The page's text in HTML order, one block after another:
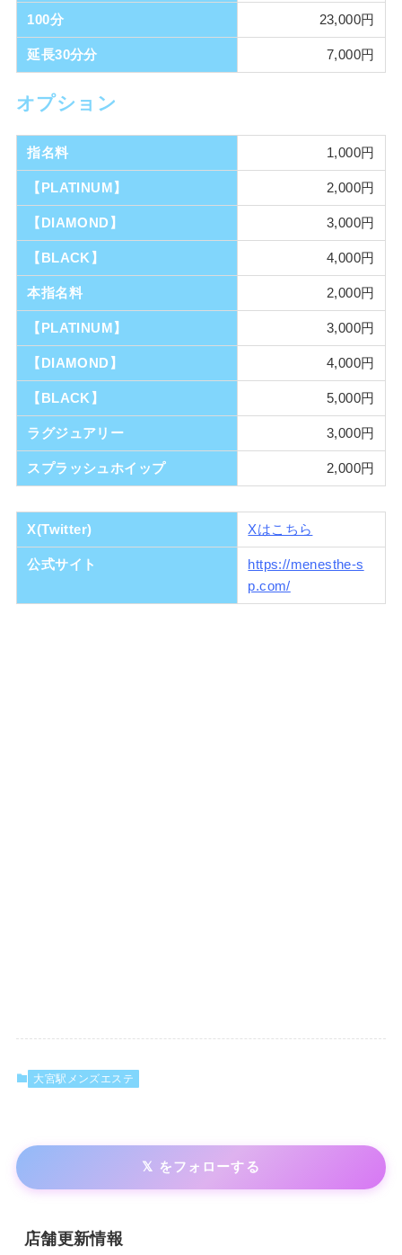
100分 23,000円
延長30分分 7,000円
オプション
指名料 1,000円
【PLATINUM】 2,000円
【DIAMOND】 3,000円
【BLACK】 4,000円
本指名料 2,000円
【PLATINUM】 3,000円
【DIAMOND】 4,000円
【BLACK】 5,000円
ラグジュアリー 3,000円
スプラッシュホイップ 2,000円
X(Twitter) Xはこちら
公式サイト
https://menesthe-s
p.com/
大宮駅メンズエステ
𝕏 をフォローする
店舗更新情報